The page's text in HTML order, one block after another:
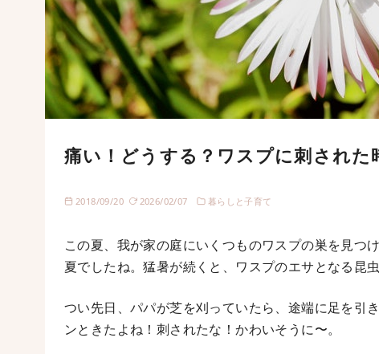
痛い！どうする？ワスプに刺された
2018/09/20 2026/02/07 暮らしと子育て
この夏、我が家の庭にいくつものワスプの巣を見つ
夏でしたね。猛暑が続くと、ワスプのエサとなる昆
つい先日、パパが芝を刈っていたら、途端に足を引
ンときたよね！刺されたな！かわいそうに〜。